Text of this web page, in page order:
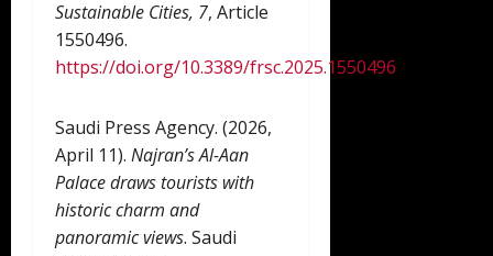
Sustainable Cities, 7, Article
1550496.
https://doi.org/10.3389/frsc.2025.1550496
Saudi Press Agency. (2026,
April 11). Najran’s Al-Aan
Palace draws tourists with
historic charm and
panoramic views. Saudi